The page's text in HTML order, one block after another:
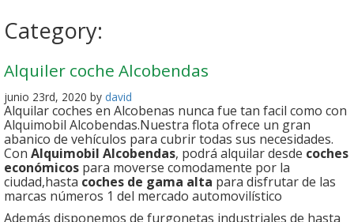
Category:
Alquiler coche Alcobendas
junio 23rd, 2020 by david
Alquilar coches en Alcobenas nunca fue tan facil como con
Alquimobil Alcobendas.Nuestra flota ofrece un gran
abanico de vehículos para cubrir todas sus necesidades.
Con Alquimobil Alcobendas, podrá alquilar desde coches
económicos para moverse comodamente por la
ciudad,hasta coches de gama alta para disfrutar de las
marcas números 1 del mercado automovilístico
Además disponemos de furgonetas industriales de hasta